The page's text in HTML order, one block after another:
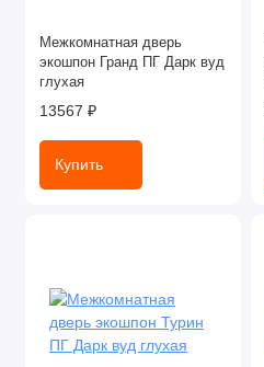
Межкомнатная дверь
экошпон Гранд ПГ Дарк вуд
глухая
13567 ₽
Купить